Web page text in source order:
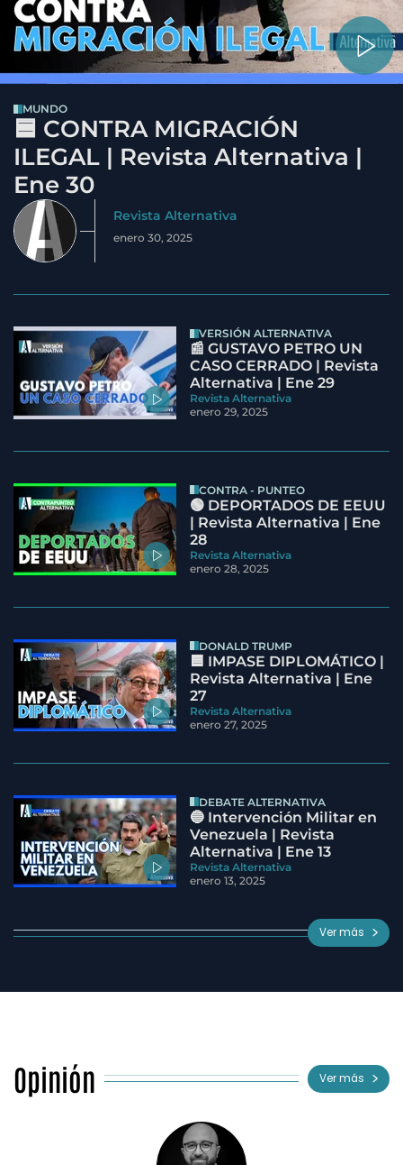
MUNDO
🟦 CONTRA MIGRACIÓN
ILEGAL | Revista Alternativa |
Ene 30
Revista Alternativa
enero 30, 2025
VERSIÓN ALTERNATIVA
📰 GUSTAVO PETRO UN
CASO CERRADO | Revista
Alternativa | Ene 29
Revista Alternativa
enero 29, 2025
CONTRA - PUNTEO
🟢 DEPORTADOS DE EEUU
| Revista Alternativa | Ene
28
Revista Alternativa
enero 28, 2025
DONALD TRUMP
🟦 IMPASE DIPLOMÁTICO |
Revista Alternativa | Ene
27
Revista Alternativa
enero 27, 2025
DEBATE ALTERNATIVA
🔵 Intervención Militar en
Venezuela | Revista
Alternativa | Ene 13
Revista Alternativa
enero 13, 2025
Ver más
Opinión Ver más